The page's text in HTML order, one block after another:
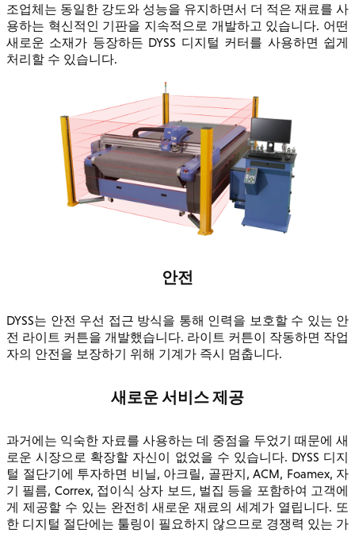
조업체는 동일한 강도와 성능을 유지하면서 더 적은 재료를 사
용하는 혁신적인 기판을 지속적으로 개발하고 있습니다. 어떤
새로운 소재가 등장하든 DYSS 디지털 커터를 사용하면 쉽게
처리할 수 있습니다.
안전
DYSS는 안전 우선 접근 방식을 통해 인력을 보호할 수 있는 안
전 라이트 커튼을 개발했습니다. 라이트 커튼이 작동하면 작업
자의 안전을 보장하기 위해 기계가 즉시 멈춥니다.
새로운 서비스 제공
과거에는 익숙한 자료를 사용하는 데 중점을 두었기 때문에 새
로운 시장으로 확장할 자신이 없었을 수 있습니다. DYSS 디지
털 절단기에 투자하면 비닐, 아크릴, 골판지, ACM, Foamex, 자
기 필름, Correx, 접이식 상자 보드, 벌집 등을 포함하여 고객에
게 제공할 수 있는 완전히 새로운 재료의 세계가 열립니다. 또
한 디지털 절단에는 툴링이 필요하지 않으므로 경쟁력 있는 가